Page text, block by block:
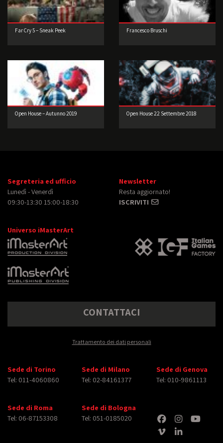
Far Cry 5 – Sneak Peek Francesco Bruschi
Open House – Autunno 2019 Open House 22 Settembre 2018
Segreteria ed ufficio
Lunedì - Venerdì
09:30-13:30 15:00-18:30
Newsletter
Resta aggiornato!
ISCRIVITI
Universo iMasterArt
CONTATTACI
Trattamento dei dati personali
Sede di Torino
Tel: 011-4060860
Sede di Milano
Tel: 02-84161377
Sede di Genova
Tel: 010-9861113
Sede di Roma
Tel: 06-87153308
Sede di Bologna
Tel: 051-0185020